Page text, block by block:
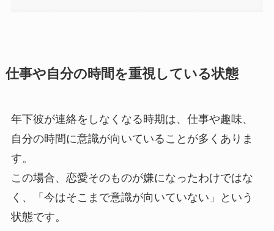
仕事や自分の時間を重視している状態
年下彼が連絡をしなくなる時期は、仕事や趣味、
自分の時間に意識が向いていることが多くありま
す。
この場合、恋愛そのものが嫌になったわけではな
く、「今はそこまで意識が向いていない」という
状態です。